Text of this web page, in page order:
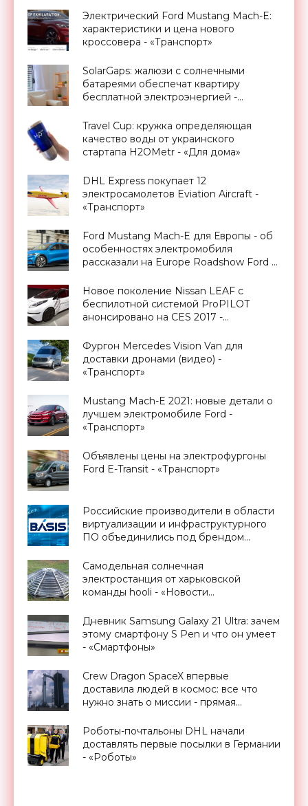
Электрический Ford Mustang Mach-E:
характеристики и цена нового
кроссовера - «Транспорт»
SolarGaps: жалюзи с солнечными
батареями обеспечат квартиру
бесплатной электроэнергией -
Travel Cup: кружка определяющая
качество воды от украинского
стартапа H2OMetr - «Для дома»
DHL Express покупает 12
электросамолетов Eviation Aircraft -
«Транспорт»
Ford Mustang Mach-E для Европы - об
особенностях электромобиля
рассказали на Europe Roadshow Ford -
Новое поколение Nissan LEAF с
беспилотной системой ProPILOT
анонсировано на CES 2017 -
Фургон Mercedes Vision Van для
доставки дронами (видео) -
«Транспорт»
Mustang Mach-E 2021: новые детали о
лучшем электромобиле Ford -
«Транспорт»
Объявлены цены на электрофургоны
Ford E-Transit - «Транспорт»
Российские производители в области
виртуализации и инфраструктурного
ПО объединились под брендом
Самодельная солнечная
электростанция от харьковской
команды hooli - «Новости
Дневник Samsung Galaxy 21 Ultra: зачем
этому смартфону S Pen и что он умеет
- «Смартфоны»
Crew Dragon SpaceX впервые
доставила людей в космос: все что
нужно знать о миссии - прямая
Роботы-почтальоны DHL начали
доставлять первые посылки в Германии
- «Роботы»